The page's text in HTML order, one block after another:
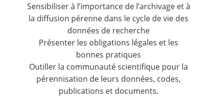
Sensibiliser à l’importance de l’archivage et à
la diffusion pérenne dans le cycle de vie des
données de recherche
Présenter les obligations légales et les
bonnes pratiques
Outiller la communauté scientifique pour la
pérennisation de leurs données, codes,
publications et documents.